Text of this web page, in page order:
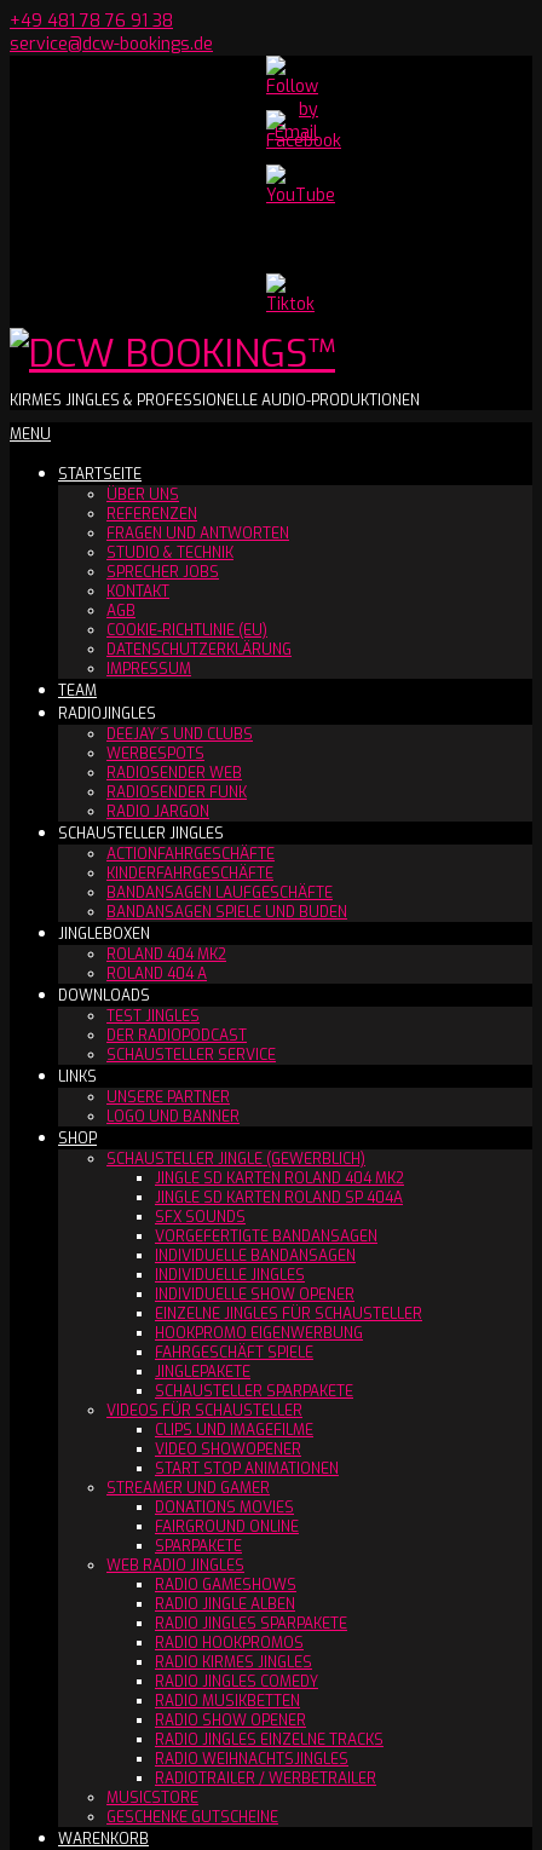
Skip
to
+49 481 78 76 91 38
service@dcw-bookings.de
Youtube
Channel
DCW
BOOKINGS™
KIRMES JINGLES & PROFESSIONELLE AUDIO-PRODUKTIONEN
Secondary
Menu
MENU
STARTSEITE
ÜBER UNS
REFERENZEN
FRAGEN UND ANTWORTEN
STUDIO & TECHNIK
SPRECHER JOBS
KONTAKT
AGB
COOKIE-RICHTLINIE (EU)
DATENSCHUTZERKLÄRUNG
IMPRESSUM
TEAM
RADIOJINGLES
DEEJAY´S UND CLUBS
WERBESPOTS
RADIOSENDER WEB
RADIOSENDER FUNK
RADIO JARGON
SCHAUSTELLER JINGLES
ACTIONFAHRGESCHÄFTE
KINDERFAHRGESCHÄFTE
BANDANSAGEN LAUFGESCHÄFTE
BANDANSAGEN SPIELE UND BUDEN
JINGLEBOXEN
ROLAND 404 MK2
ROLAND 404 A
DOWNLOADS
TEST JINGLES
DER RADIOPODCAST
SCHAUSTELLER SERVICE
LINKS
UNSERE PARTNER
LOGO UND BANNER
SHOP
SCHAUSTELLER JINGLE (GEWERBLICH)
JINGLE SD KARTEN ROLAND 404 MK2
JINGLE SD KARTEN ROLAND SP 404A
SFX SOUNDS
VORGEFERTIGTE BANDANSAGEN
INDIVIDUELLE BANDANSAGEN
INDIVIDUELLE JINGLES
INDIVIDUELLE SHOW OPENER
EINZELNE JINGLES FÜR SCHAUSTELLER
HOOKPROMO EIGENWERBUNG
FAHRGESCHÄFT SPIELE
JINGLEPAKETE
SCHAUSTELLER SPARPAKETE
VIDEOS FÜR SCHAUSTELLER
CLIPS UND IMAGEFILME
VIDEO SHOWOPENER
START STOP ANIMATIONEN
STREAMER UND GAMER
DONATIONS MOVIES
FAIRGROUND ONLINE
SPARPAKETE
WEB RADIO JINGLES
RADIO GAMESHOWS
RADIO JINGLE ALBEN
RADIO JINGLES SPARPAKETE
RADIO HOOKPROMOS
RADIO KIRMES JINGLES
RADIO JINGLES COMEDY
RADIO MUSIKBETTEN
RADIO SHOW OPENER
RADIO JINGLES EINZELNE TRACKS
RADIO WEIHNACHTSJINGLES
RADIOTRAILER / WERBETRAILER
MUSICSTORE
GESCHENKE GUTSCHEINE
WARENKORB